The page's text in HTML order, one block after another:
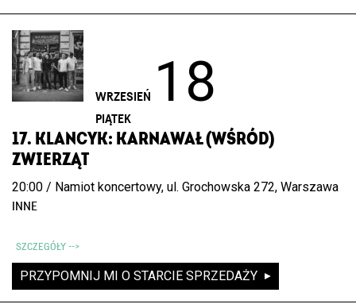
WRZESIEŃ 18
PIĄTEK
17. KLANCYK: KARNAWAŁ (WŚRÓD)
ZWIERZĄT
20:00 / Namiot koncertowy, ul. Grochowska 272, Warszawa
INNE
SZCZEGÓŁY -->
PRZYPOMNIJ MI O STARCIE SPRZEDAŻY